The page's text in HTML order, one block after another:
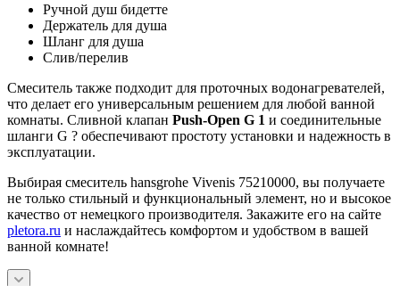
Ручной душ бидетте
Держатель для душа
Шланг для душа
Слив/перелив
Смеситель также подходит для проточных водонагревателей,
что делает его универсальным решением для любой ванной
комнаты. Сливной клапан Push-Open G 1 и соединительные
шланги G ? обеспечивают простоту установки и надежность в
эксплуатации.
Выбирая смеситель hansgrohe Vivenis 75210000, вы получаете
не только стильный и функциональный элемент, но и высокое
качество от немецкого производителя. Закажите его на сайте
pletora.ru и наслаждайтесь комфортом и удобством в вашей
ванной комнате!